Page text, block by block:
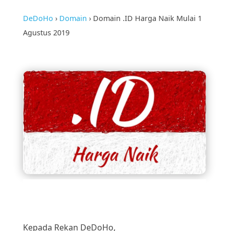
DeDoHo › Domain › Domain .ID Harga Naik Mulai 1
Agustus 2019
Kepada Rekan DeDoHo,